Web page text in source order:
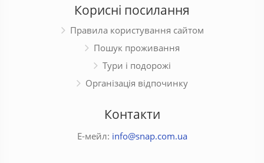
Корисні посилання
Правила користування сайтом
Пошук проживання
Тури і подорожі
Організація відпочинку
Контакти
Е-мейл: info@snap.com.ua